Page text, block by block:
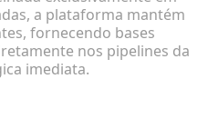
a plataforma mantém
fornecendo bases
nos pipelines da
imediata.